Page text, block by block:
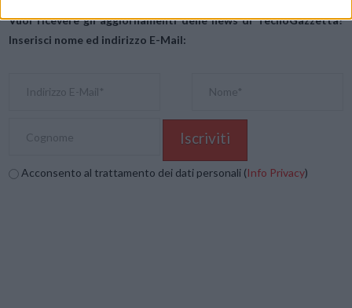
Vuoi ricevere gli aggiornamenti delle news di TecnoGazzetta?
Inserisci nome ed indirizzo E-Mail:
Acconsento al trattamento dei dati personali (Info Privacy)